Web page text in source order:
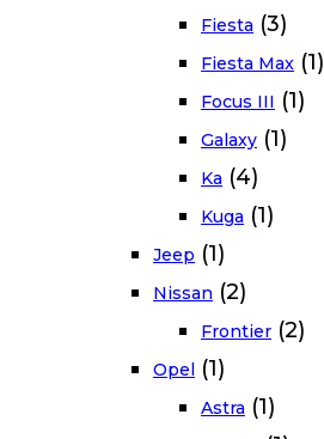
Fiesta (3)
Fiesta Max (1)
Focus III (1)
Galaxy (1)
Ka (4)
Kuga (1)
Jeep (1)
Nissan (2)
Frontier (2)
Opel (1)
Astra (1)